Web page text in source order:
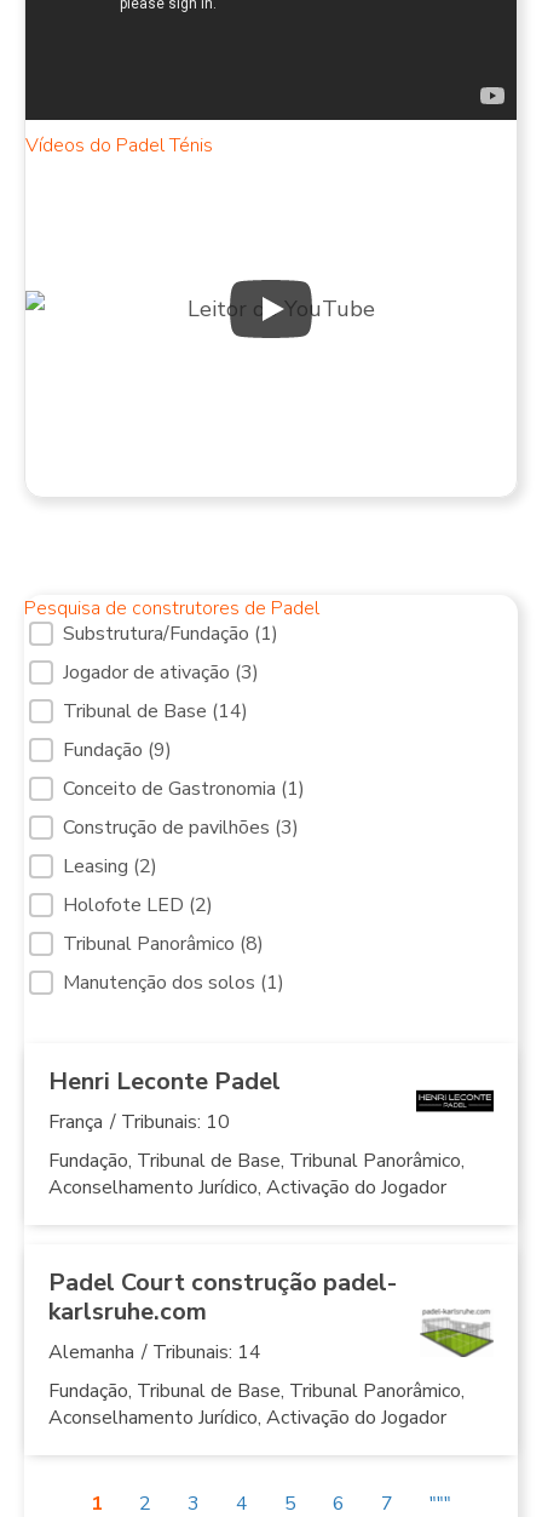
Vídeos do Padel Ténis
Pesquisa de construtores de Padel
Serviços de filtragem Tribunais de Padel [10]
Substrutura/Fundação (1)
Jogador de ativação (3)
Tribunal de Base (14)
Fundação (9)
Conceito de Gastronomia (1)
Construção de pavilhões (3)
Leasing (2)
Holofote LED (2)
Tribunal Panorâmico (8)
Manutenção dos solos (1)
Henri Leconte Padel
França / Tribunais: 10
Fundação, Tribunal de Base, Tribunal Panorâmico,
Aconselhamento Jurídico, Activação do Jogador
Padel Court construção padel-
karlsruhe.com
Alemanha / Tribunais: 14
Fundação, Tribunal de Base, Tribunal Panorâmico,
Aconselhamento Jurídico, Activação do Jogador
1 2 3 4 5 6 7 """